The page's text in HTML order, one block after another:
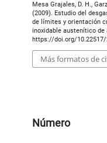
Mesa Grajales, D. H.,
(2009). Estudio del
de límites y orientación
inoxidable austenítico de
https://doi.org/10.22517/
Más formatos de
Número